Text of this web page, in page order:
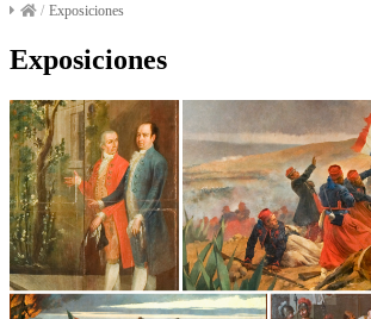
/ Exposiciones
Exposiciones